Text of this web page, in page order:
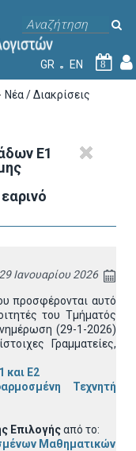
GR EN 8
Νέα / Διακρίσεις
Ε1
Ιανουαρίου 2026
προσφέρονται αυτό
του Τμήματός
(29-1-2026)
Γραμματείες,
και Ε2
Τεχνητή
Επιλογήςαπό το:
Μαθηματικών